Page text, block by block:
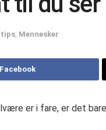
tips, Mennesker
er i fare, er det